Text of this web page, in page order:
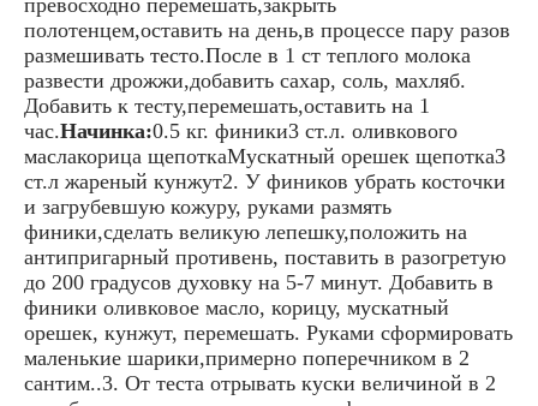
полотенцем,оставить на день,в процессе пару разов
размешивать тесто.После в 1 ст теплого молока
развести дрожжи,добавить сахар, соль, махляб.
Добавить к тесту,перемешать,оставить на 1
час.Начинка:0.5 кг. финики3 ст.л. оливкового
маслакорица щепоткаМускатный орешек щепотка3
ст.л жареный кунжут2. У фиников убрать косточки
и загрубевшую кожуру, руками размять
финики,сделать великую лепешку,положить на
антипригарный противень, поставить в разогретую
до 200 градусов духовку на 5-7 минут. Добавить в
финики оливковое масло, корицу, мускатный
орешек, кунжут, перемешать. Руками сформировать
маленькие шарики,примерно поперечником в 2
сантим..3. От теста отрывать куски величиной в 2